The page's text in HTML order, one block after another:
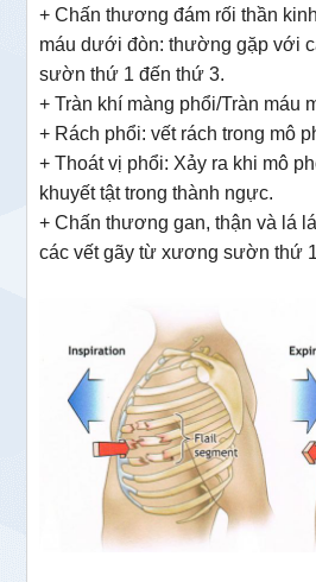
+ Chấn thương đám rối thần
máu dưới đòn: thường gặp với
sườn thứ 1 đến thứ 3.
+ Tràn khí màng phổi/Tràn máu
+ Rách phổi: vết rách trong mô
+ Thoát vị phổi: Xảy ra khi mô
khuyết tật trong thành ngực.
+ Chấn thương gan, thận và lá
các vết gãy từ xương sườn thứ